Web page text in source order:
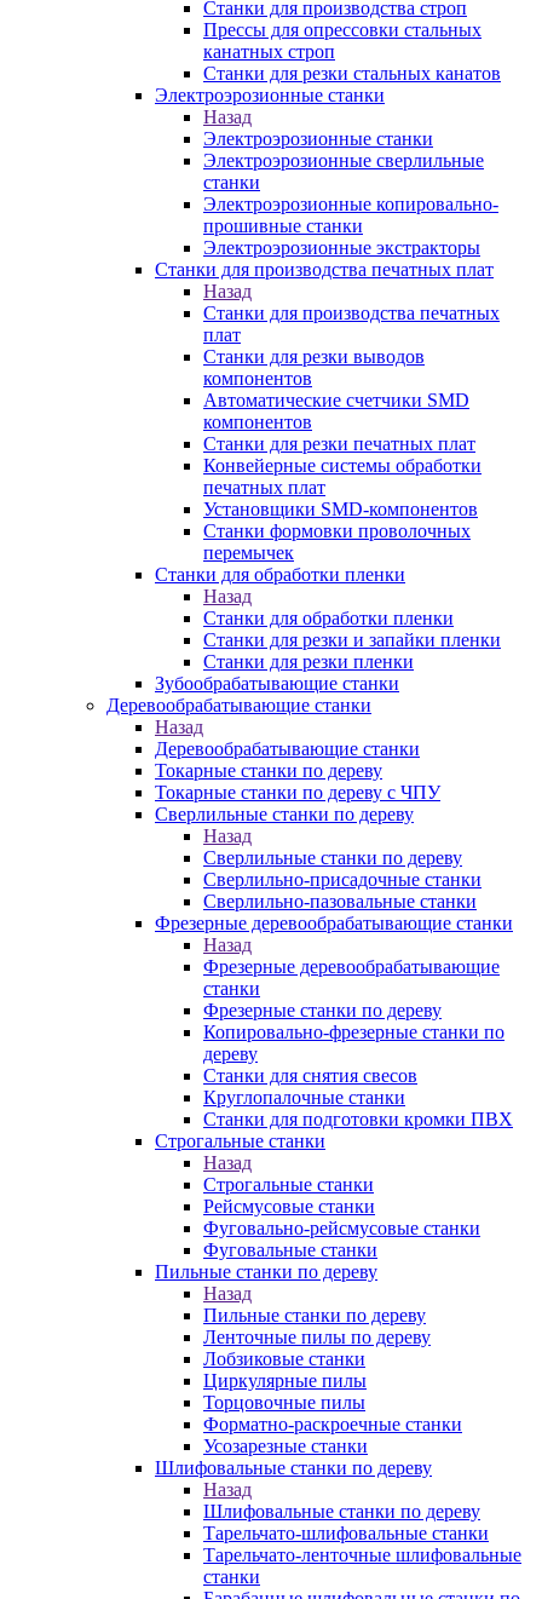
Станки для производства строп
Прессы для опрессовки стальных
канатных строп
Станки для резки стальных канатов
Электроэрозионные станки
Назад
Электроэрозионные станки
Электроэрозионные сверлильные
станки
Электроэрозионные копировально-
прошивные станки
Электроэрозионные экстракторы
Станки для производства печатных плат
Назад
Станки для производства печатных
плат
Станки для резки выводов
компонентов
Автоматические счетчики SMD
компонентов
Станки для резки печатных плат
Конвейерные системы обработки
печатных плат
Установщики SMD-компонентов
Станки формовки проволочных
перемычек
Станки для обработки пленки
Назад
Станки для обработки пленки
Станки для резки и запайки пленки
Станки для резки пленки
Зубообрабатывающие станки
Деревообрабатывающие станки
Назад
Деревообрабатывающие станки
Токарные станки по дереву
Токарные станки по дереву с ЧПУ
Сверлильные станки по дереву
Назад
Сверлильные станки по дереву
Сверлильно-присадочные станки
Сверлильно-пазовальные станки
Фрезерные деревообрабатывающие станки
Назад
Фрезерные деревообрабатывающие
станки
Фрезерные станки по дереву
Копировально-фрезерные станки по
дереву
Станки для снятия свесов
Круглопалочные станки
Станки для подготовки кромки ПВХ
Строгальные станки
Назад
Строгальные станки
Рейсмусовые станки
Фуговально-рейсмусовые станки
Фуговальные станки
Пильные станки по дереву
Назад
Пильные станки по дереву
Ленточные пилы по дереву
Лобзиковые станки
Циркулярные пилы
Торцовочные пилы
Форматно-раскроечные станки
Усозарезные станки
Шлифовальные станки по дереву
Назад
Шлифовальные станки по дереву
Тарельчато-шлифовальные станки
Тарельчато-ленточные шлифовальные
станки